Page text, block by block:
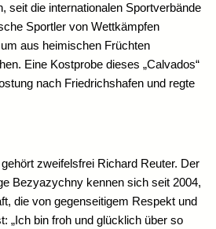
seit die internationalen Sportverbände
Sportler von Wettkämpfen
aus heimischen Früchten
Eine Kostprobe dieses „Calvados“
nach Friedrichshafen und regte
gehört zweifelsfrei Richard Reuter. Der
Bezyazychny kennen sich seit 2004,
die von gegenseitigem Respekt und
„Ich bin froh und glücklich über so